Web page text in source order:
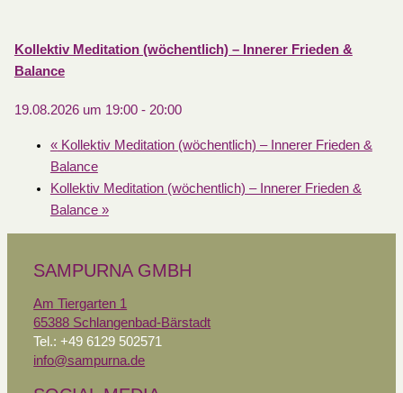
Kollektiv Meditation (wöchentlich) – Innerer Frieden &
Balance
19.08.2026 um 19:00- 20:00
«Kollektiv Meditation (wöchentlich) – Innerer Frieden &
Balance
Kollektiv Meditation (wöchentlich) – Innerer Frieden &
Balance »
SAMPURNA GMBH
Am Tiergarten 1
65388 Schlangenbad-Bärstadt
Tel.: +49 6129 502571
info@sampurna.de